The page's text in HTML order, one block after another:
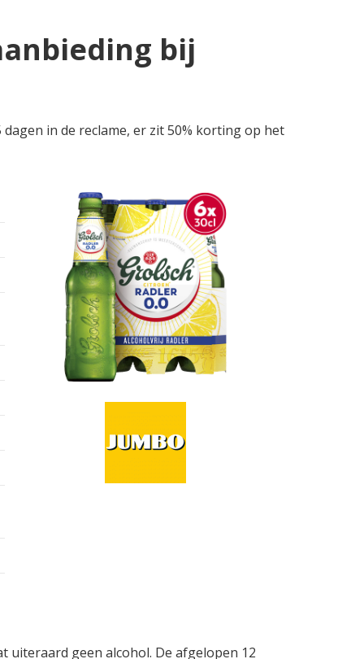
bij
dagen in de reclame, er zit 50% korting op het
uiteraard geen alcohol. De afgelopen 12